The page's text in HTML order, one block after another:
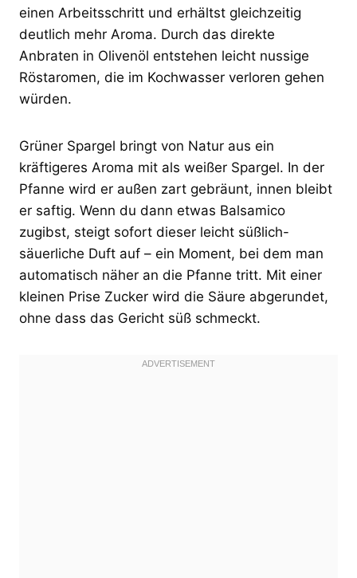
einen Arbeitsschritt und erhältst gleichzeitig
deutlich mehr Aroma. Durch das direkte
Anbraten in Olivenöl entstehen leicht nussige
Röstaromen, die im Kochwasser verloren gehen
würden.
Grüner Spargel bringt von Natur aus ein
kräftigeres Aroma mit als weißer Spargel. In der
Pfanne wird er außen zart gebräunt, innen bleibt
er saftig. Wenn du dann etwas Balsamico
zugibst, steigt sofort dieser leicht süßlich-
säuerliche Duft auf – ein Moment, bei dem man
automatisch näher an die Pfanne tritt. Mit einer
kleinen Prise Zucker wird die Säure abgerundet,
ohne dass das Gericht süß schmeckt.